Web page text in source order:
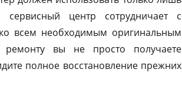
сервисный центр сотрудничает с
всем необходимым оригинальным
ремонту вы не просто получаете
полное восстановление прежних